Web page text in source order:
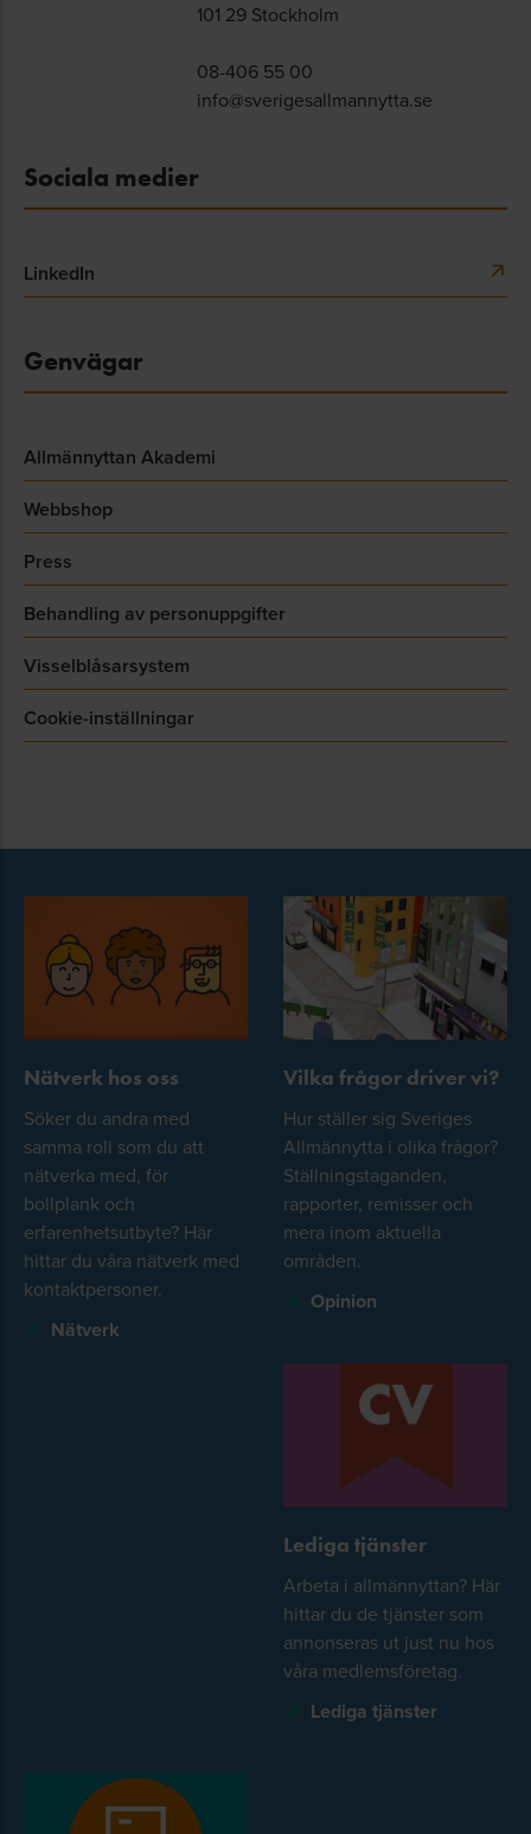
101 29 Stockholm
08-406 55 00
info@sverigesallmannytta.se
Sociala medier
LinkedIn
Genvägar
Allmännyttan Akademi
Webbshop
Press
Behandling av personuppgifter
Visselblåsarsystem
Cookie-inställningar
Nätverk hos oss
Söker du andra med
samma roll som du att
nätverka med, för
bollplank och
erfarenhetsutbyte? Här
hittar du våra nätverk med
kontaktpersoner.
Nätverk
Vilka frågor driver vi?
Hur ställer sig Sveriges
Allmännytta i olika frågor?
Ställningstaganden,
rapporter, remisser och
mera inom aktuella
områden.
Opinion
Lediga tjänster
Arbeta i allmännyttan? Här
hittar du de tjänster som
annonseras ut just nu hos
våra medlemsföretag.
Lediga tjänster